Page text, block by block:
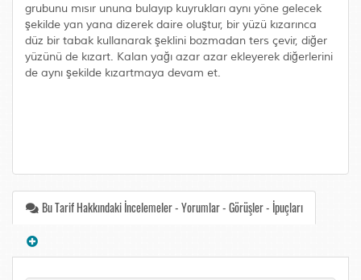
grubunu mısır ununa bulayıp kuyrukları aynı yöne gelecek
şekilde yan yana dizerek daire oluştur, bir yüzü kızarınca
düz bir tabak kullanarak şeklini bozmadan ters çevir, diğer
yüzünü de kızart. Kalan yağı azar azar ekleyerek diğerlerini
de aynı şekilde kızartmaya devam et.
Bu Tarif Hakkındaki İncelemeler - Yorumlar - Görüşler - İpuçları